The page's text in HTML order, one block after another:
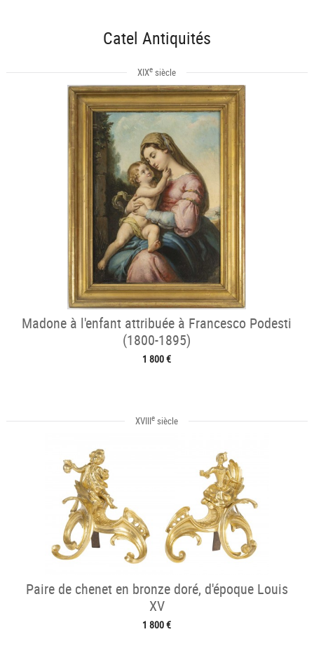
Catel Antiquités
XIXe siècle
Madone à l'enfant attribuée à Francesco Podesti
(1800-1895)
1 800 €
XVIIIe siècle
Paire de chenet en bronze doré, d'époque Louis
XV
1 800 €